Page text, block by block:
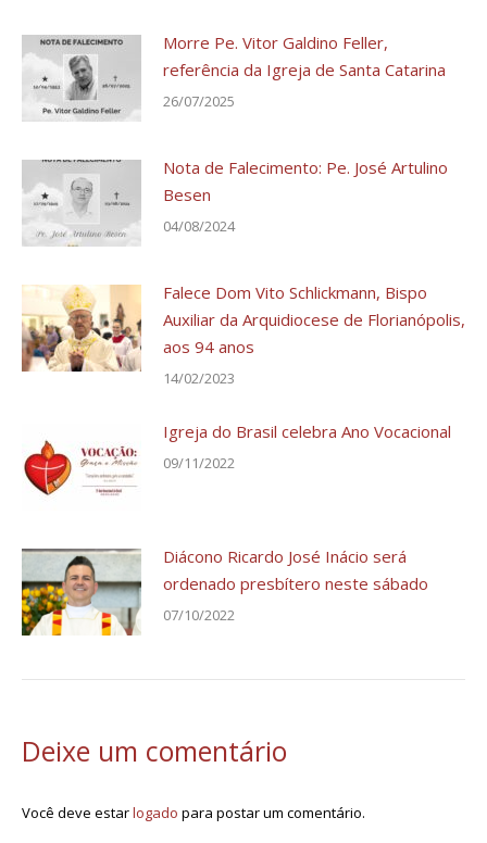
Morre Pe. Vitor Galdino Feller,
referência da Igreja de Santa Catarina
26/07/2025
Nota de Falecimento: Pe. José Artulino
Besen
04/08/2024
Falece Dom Vito Schlickmann, Bispo
Auxiliar da Arquidiocese de Florianópolis,
aos 94 anos
14/02/2023
Igreja do Brasil celebra Ano Vocacional
09/11/2022
Diácono Ricardo José Inácio será
ordenado presbítero neste sábado
07/10/2022
Deixe um comentário
Você deve estarlogado para postar um comentário.